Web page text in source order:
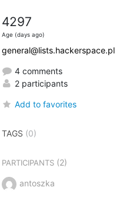
4297
Age (days ago)
general@lists.hackerspace.pl
4 comments
2 participants
Add to favorites
TAGS (0)
PARTICIPANTS(2)
antoszka